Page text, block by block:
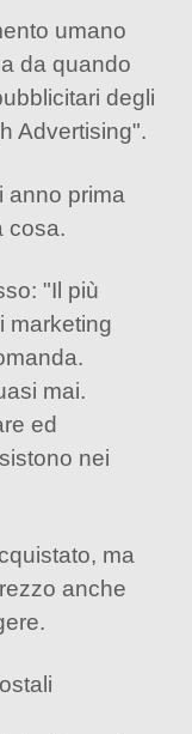
umano
da quando
degli
Advertising".
anno prima
cosa.
"Il più
marketing
mai.
ed
nei
ma
anche